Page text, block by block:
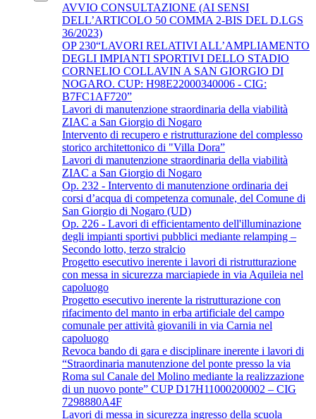
AVVIO CONSULTAZIONE (AI SENSI
DELL’ARTICOLO 50 COMMA 2-BIS DEL D.LGS
36/2023)
OP 230“LAVORI RELATIVI ALL’AMPLIAMENTO
DEGLI IMPIANTI SPORTIVI DELLO STADIO
CORNELIO COLLAVIN A SAN GIORGIO DI
NOGARO. CUP: H98E22000340006 - CIG:
B7FC1AF720”
Lavori di manutenzione straordinaria della viabilità
ZIAC a San Giorgio di Nogaro
Intervento di recupero e ristrutturazione del complesso
storico architettonico di "Villa Dora”
Lavori di manutenzione straordinaria della viabilità
ZIAC a San Giorgio di Nogaro
Op. 232 - Intervento di manutenzione ordinaria dei
corsi d’acqua di competenza comunale, del Comune di
San Giorgio di Nogaro (UD)
Op. 226 - Lavori di efficientamento dell'illuminazione
degli impianti sportivi pubblici mediante relamping –
Secondo lotto, terzo stralcio
Progetto esecutivo inerente i lavori di ristrutturazione
con messa in sicurezza marciapiede in via Aquileia nel
capoluogo
Progetto esecutivo inerente la ristrutturazione con
rifacimento del manto in erba artificiale del campo
comunale per attività giovanili in via Carnia nel
capoluogo
Revoca bando di gara e disciplinare inerente i lavori di
“Straordinaria manutenzione del ponte presso la via
Roma sul Canale del Molino mediante la realizzazione
di un nuovo ponte” CUP D17H11000200002 – CIG
7298880A4F
Lavori di messa in sicurezza ingresso della scuola